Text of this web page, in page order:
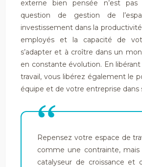
externe bien pensée n’est pas
question de gestion de
investissement dans la
employés et la capacité de
s’adapter et à croître dans un
en constante évolution. En
travail, vous libérez également le
équipe et de votre entreprise dans
Repensez votre espace de
comme une contrainte,
catalyseur de croissance et